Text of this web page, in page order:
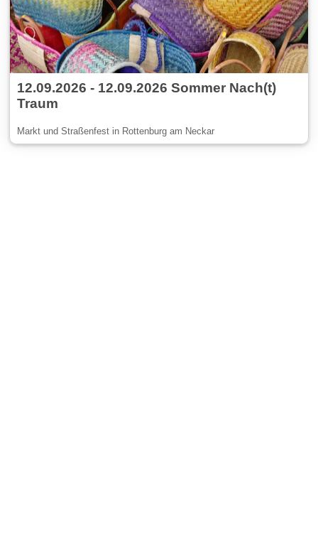
12.09.2026 - 12.09.2026 Sommer Nach(t)
Traum
Markt und Straßenfest in Rottenburg am Neckar